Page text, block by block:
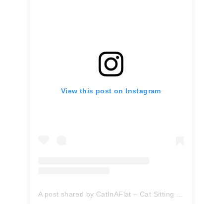
View this post on Instagram
A post shared by CatInAFlat – Cat Sitting (@catinaflat)